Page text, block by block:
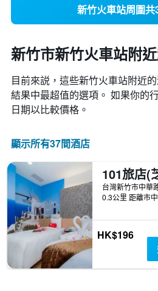
新竹火車站周圍
新竹市新竹火車站附
目前來説，這些新竹火車站​附近
結果中最超值的選項。 如果你的
日期以比較價格。
顯示所有37間酒店
台灣新竹市中華
0.3公里 距離市
HK$196